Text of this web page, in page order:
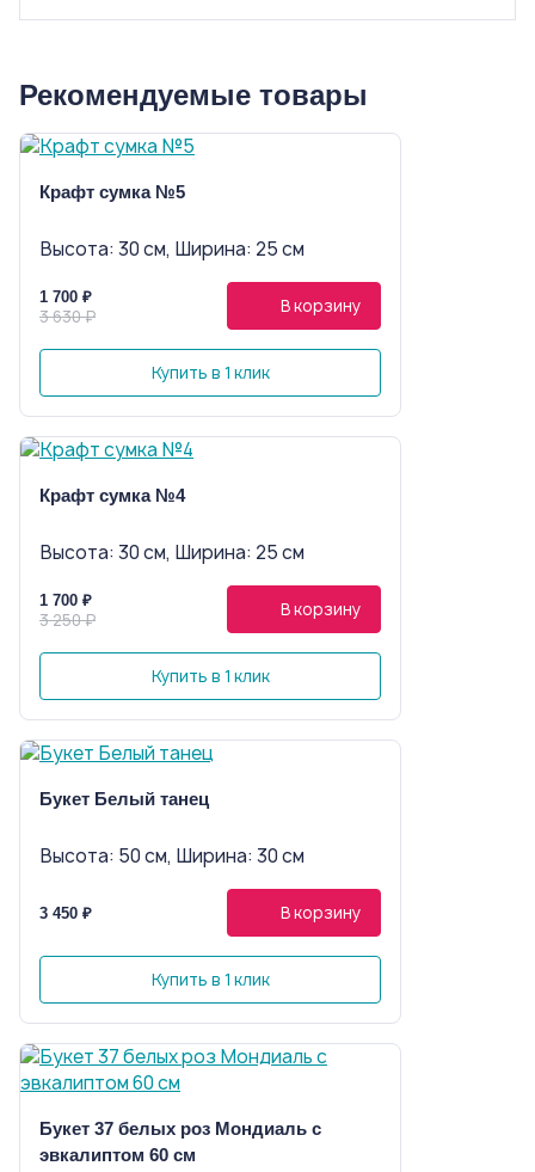
Рекомендуемые товары
Крафт сумка №5
Высота: 30 см, Ширина: 25 см
1 700 ₽
3 630 ₽ В корзину
Купить в 1 клик
Крафт сумка №4
Высота: 30 см, Ширина: 25 см
1 700 ₽
3 250 ₽ В корзину
Купить в 1 клик
Букет Белый танец
Высота: 50 см, Ширина: 30 см
3 450 ₽ В корзину
Купить в 1 клик
Букет 37 белых роз Мондиаль с
эвкалиптом 60 см